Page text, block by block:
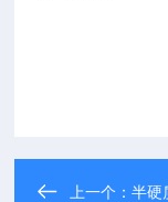
上一个：半硬